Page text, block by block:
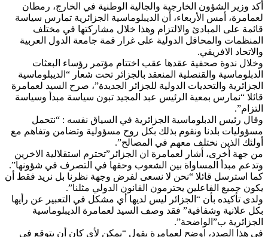
أكد وزير الشؤون الخارجية والجالية الوطنية في الخارج، رمطان
لعمامرة، أمس الأربعاء، أن الديبلوماسية الجزائرية تمارس سياسة
قائمة على المبادئ والالتزام وهذا خلال مشاركتها في مختلف
المنظمات والمحافل الدولية على غرار قمة جامعة الدول العربية
والاتحاد الافريقي.
وخلال ندوة صحفية عقدها عقب اختتام مؤتمر رؤساء البعثات
الدبلوماسية والقنصلية المنعقد بالجزائر تحت شعار “الديبلوماسية
الجزائرية والتحديات الدولية للجزائر الجديدة”، صرح السيد لعمامرة
قائلا “نمارس بمعية الرئيس عبد المجيد تبون سياسة مبدأ وسياسة
التزام”.
وقال رئيس الدبلوماسية الجزائرية في السياق نفسه : “نتحمل
مسؤوليات بلدنا ونقوم بذلك بكل روح مسؤولية وتضامن وتفاهم مع
أولئك الذين نختلف معهم في المصالح”.
من جهة أخرى، أشار لعمامرة ان الجزائر”تحترم استقلالية الاخرين
وتدعم مبدأ المساواة بين الشعوب وحقها في التصرف في شؤونها”.
كما استرسل قائلا “نحن لا نسعى لفرض وجهة نظرنا بل نريد فقط أن
يكون جميع الفاعلين يحترمون القانون الدولي مثلنا”.
ولدى تأكيده بأن “الجزائر ليس لديها أي مشكل في التعبير عن رأيها
بكل علانية وشفافية” فقد وصف السيد لعمامرة الديبلوماسية
الجزائرية ب”الواضحة”.
في هذا الصدد، اوضح لعمامرة يقول “يمكن لأي كان أن يتوقع في